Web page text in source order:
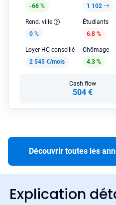
-66 %
1 102
Rend. ville
0 %
Étudiants
6.8 %
Loyer HC conseillé
2 545 €/mois
Chômage
4.3 %
Cash flow
504 €
Découvrir toutes les
Explication